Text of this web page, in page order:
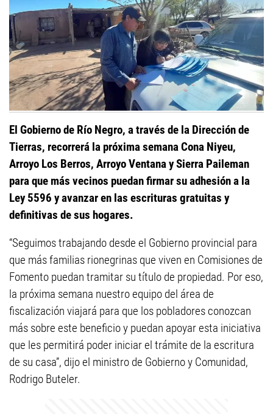
El Gobierno de Río Negro, a través de la Dirección de
Tierras, recorrerá la próxima semana Cona Niyeu,
Arroyo Los Berros, Arroyo Ventana y Sierra Paileman
para que más vecinos puedan firmar su adhesión a la
Ley 5596 y avanzar en las escrituras gratuitas y
definitivas de sus hogares.
“Seguimos trabajando desde el Gobierno provincial para
que más familias rionegrinas que viven en Comisiones de
Fomento puedan tramitar su título de propiedad. Por eso,
la próxima semana nuestro equipo del área de
fiscalización viajará para que los pobladores conozcan
más sobre este beneficio y puedan apoyar esta iniciativa
que les permitirá poder iniciar el trámite de la escritura
de su casa”, dijo el ministro de Gobierno y Comunidad,
Rodrigo Buteler.